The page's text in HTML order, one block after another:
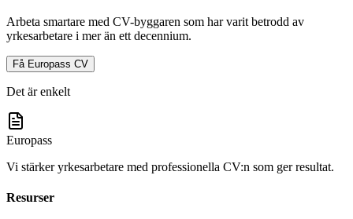
Arbeta smartare med CV-byggaren som har varit betrodd av
yrkesarbetare i mer än ett decennium.
Få Europass CV
Det är enkelt
Europass
Vi stärker yrkesarbetare med professionella CV:n som ger resultat.
Resurser